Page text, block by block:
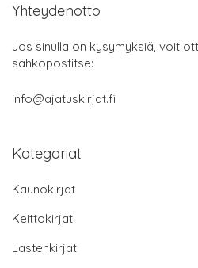
Yhteydenotto
Jos sinulla on kysymyksiä, voit
sähköpostitse:
info@ajatuskirjat.fi
Kategoriat
Kaunokirjat
Keittokirjat
Lastenkirjat